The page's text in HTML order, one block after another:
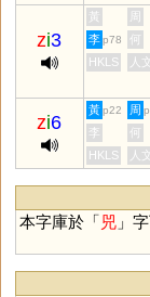
zi3
黃 周
李 p78
何
HKLS
人文
zi6
黃 p22 周
李
何
HKLS
人文
本字庫於「兕」